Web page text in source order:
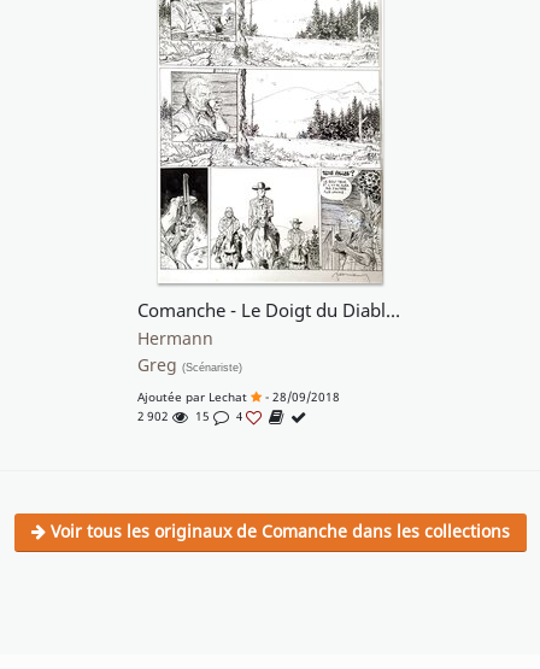
Comanche - Le Doigt du Diable - Planche 32
Hermann
Greg (Scénariste)
Ajoutée par Lechat
- 28/09/2018
2 902
15 4
Voir tous les originaux de Comanche dans les collections